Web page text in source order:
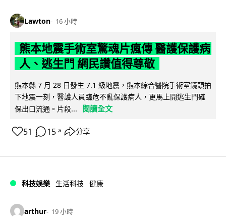
Lawton 16 小時
熊本地震手術室驚魂片瘋傳 醫護保護病
人、逃生門 網民讚值得尊敬
熊本縣 7 月 28 日發生 7.1 級地震，熊本綜合醫院手術室鏡頭拍
下地震一刻，醫護人員臨危不亂保護病人，更馬上開逃生門確
保出口流通。片段...
閱讀全文
51 15 ↗ 分享
科技娛樂 生活科技 健康
arthur 19 小時